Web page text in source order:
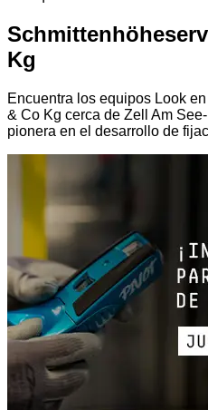
Kg
Encuentra los equipos Look
& Co Kg cerca de Zell Am
pionera en el desarrollo de